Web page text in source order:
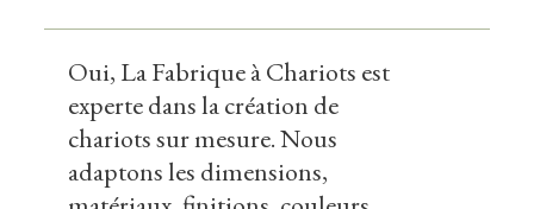
Oui, La Fabrique à Chariots est
experte dans la création de
chariots sur mesure. Nous
adaptons les dimensions,